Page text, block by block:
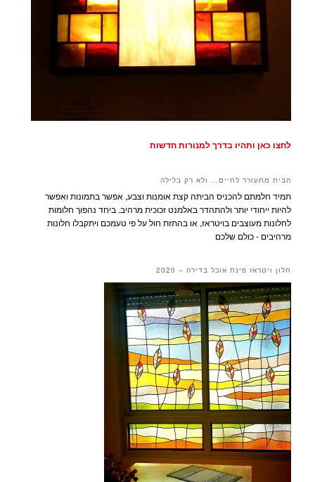
לחצו כאן ותהיו בדרך למנורות חדשות
הבית מתעורר לחיים… ולא רק בלילה
תמיד חלמתם להכניס הביתה קצת אומנות וצבע, אפשר בתמונות ואפשר
להיות ייחודי יותר ולהתהדר באלמנט זכוכית מרהיב. ביחד נהפוך חלומות
לחלונות מעוצבים בויטראז, או בהתזת חול על פי טעמכם ויתקבלו חלונות
מרהיבים - כולם שלכם
חלון ויטראז פינת אוכל בדירה – 2020